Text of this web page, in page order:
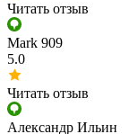
Читать отзыв
Mark 909
5.0
Читать отзыв
Александр Ильин